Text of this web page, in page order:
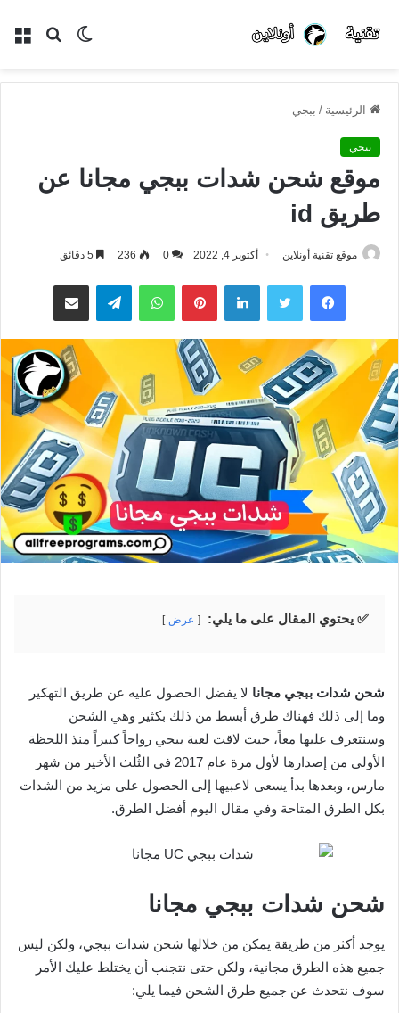
بحث الوضع
الرئيسية / ببجي
ببجي
موقع شحن شدات ببجي مجانا عن
طريق id
موقع تقنية أونلاين أكتوبر 4, 2022 0
236
فيسبوك تويتر لينكدإن بينتيريستواتساب تيلقرام مشاركة عبر البريد
✅ يحتوي المقال على ما يلي: عرض
شحن شدات ببجي مجانا لا يفضل الحصول عليه عن طريق التهكير
وما إلى ذلك فهناك طرق أبسط من ذلك بكثير وهي الشحن
وسنتعرف عليها معاً، حيث لاقت لعبة ببجي رواجاً كبيراً منذ اللحظة
الأولى من إصدارها لأول مرة عام 2017 في الثُلث الأخير من شهر
مارس، وبعدها بدأ يسعى لاعبيها إلى الحصول على مزيد من الشدات
بكل الطرق المتاحة وفي مقال اليوم أفضل الطرق.
شحن شدات ببجي مجانا
يوجد أكثر من طريقة يمكن من خلالها شحن شدات ببجي، ولكن ليس
جميع هذه الطرق مجانية، ولكن حتى نتجنب أن يختلط عليك الأمر
سوف نتحدث عن جميع طرق الشحن فيما يلي: